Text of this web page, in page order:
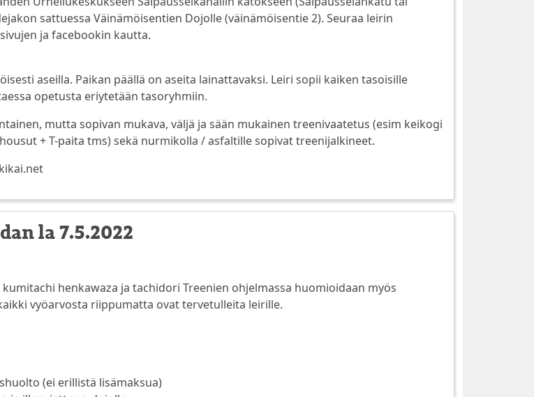
sattuessa Väinämöisentien Dojolle (väinämöisentie 2). Seuraa leirin
ja facebookin kautta.
aseilla. Paikan päällä on aseita lainattavaksi. Leiri sopii kaiken tasoisille
opetusta eriytetään tasoryhmiin.
mutta sopivan mukava, väljä ja sään mukainen treenivaatetus (esim keikogi
+ T-paita tms) sekä nurmikolla / asfaltille sopivat treenijalkineet.
la 7.5.2022
henkawaza ja tachidori Treenien ohjelmassa huomioidaan myös
vyöarvosta riippumatta ovat tervetulleita leirille.
(ei erillistä lisämaksua)